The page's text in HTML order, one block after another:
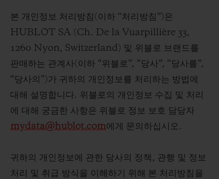
본 개인정보 처리방침(이하 “처리방침”)은
HUBLOT SA (Ch. De la Vuarpillière 33,
1260 Nyon, Switzerland) 및 위블로 브랜드를
판매하는 관계사(이하 “위블로”, “당사”, “당사를”,
“당사의”)가 귀하의 개인정보를 처리하는 방법에
대해 설명합니다. 위블로의 개인정보 수집 및 처리
에 대해 궁금한 사항은 위블로 정보 보호 담당자
mydata@hublot.com에게 문의하십시오.
귀하의 개인정보에 관한 당사의 정책, 관행 및 정보
처리 및 취급 방식을 이해하기 위해 본 처리방침을
빅뱅
썸머 멀티 컬러 세라믹
빅뱅
피치 세라믹
스피릿 오브 빅
에센셜 토프
익스클루시브 서비스
5+5 워런티